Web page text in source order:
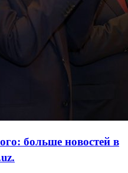
больше новостей в